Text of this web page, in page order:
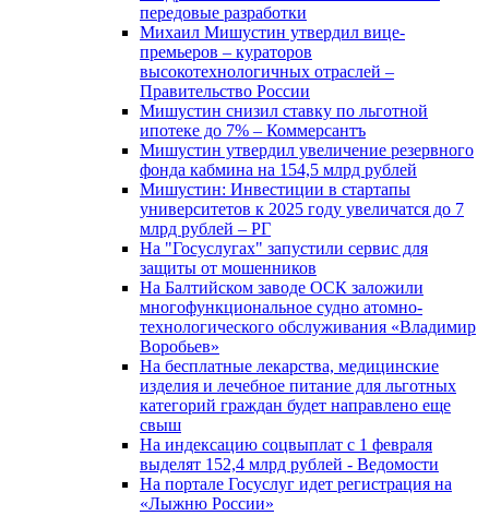
передовые разработки
Михаил Мишустин утвердил вице-
премьеров – кураторов
высокотехнологичных отраслей –
Правительство России
Мишустин снизил ставку по льготной
ипотеке до 7% – Коммерсантъ
Мишустин утвердил увеличение резервного
фонда кабмина на 154,5 млрд рублей
Мишустин: Инвестиции в стартапы
университетов к 2025 году увеличатся до 7
млрд рублей – РГ
На "Госуслугах" запустили сервис для
защиты от мошенников
На Балтийском заводе ОСК заложили
многофункциональное судно атомно-
технологического обслуживания «Владимир
Воробьев»
На бесплатные лекарства, медицинские
изделия и лечебное питание для льготных
категорий граждан будет направлено еще
свыш
На индексацию соцвыплат с 1 февраля
выделят 152,4 млрд рублей - Ведомости
На портале Госуслуг идет регистрация на
«Лыжню России»